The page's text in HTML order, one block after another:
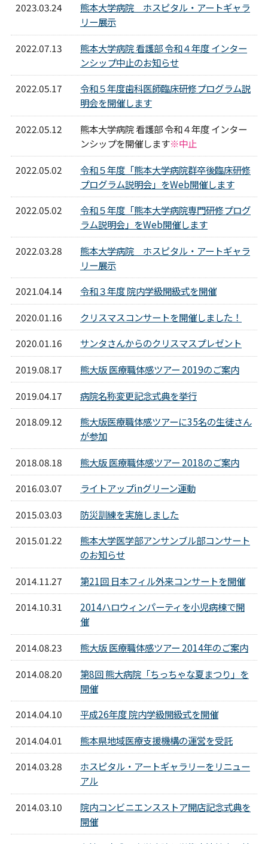
2023.03.24
熊本大学病院 ホスピタル・アートギャラ
リー展示
2022.07.13
熊本大学病院 看護部 令和４年度 インター
ンシップ中止のお知らせ
2022.05.17
令和５年度歯科医師臨床研修プログラム説
明会を開催します
2022.05.12
熊本大学病院 看護部 令和４年度 インター
ンシップを開催します※中止
2022.05.02
令和５年度「熊本大学病院群卒後臨床研修
プログラム説明会」をWeb開催します
2022.05.02
令和５年度「熊本大学病院専門研修プログ
ラム説明会」をWeb開催します
2022.03.28
熊本大学病院 ホスピタル・アートギャラ
リー展示
2021.04.14
令和３年度 院内学級開級式を開催
2020.01.16
クリスマスコンサートを開催しました！
2020.01.16
サンタさんからのクリスマスプレゼント
2019.08.17
熊大版 医療職体感ツアー 2019のご案内
2019.04.17
病院名称変更記念式典を挙行
2018.09.12
熊大版医療職体感ツアーに35名の生徒さん
が参加
2018.08.18
熊大版 医療職体感ツアー 2018のご案内
2016.03.07
ライトアップinグリーン運動
2015.03.03
防災訓練を実施しました
2015.01.22
熊本大学医学部アンサンブル部コンサート
のお知らせ
2014.11.27
第21回 日本フィル外来コンサートを開催
2014.10.31
2014ハロウィンパーティを小児病棟で開
催
2014.08.23
熊大版 医療職体感ツアー 2014年のご案内
2014.08.20
第8回 熊大病院「ちっちゃな夏まつり」を
開催
2014.04.10
平成26年度 院内学級開級式を開催
2014.04.01
熊本県地域医療支援機構の運営を受託
2014.03.28
ホスピタル・アートギャラリーをリニュー
アル
2014.03.10
院内コンビニエンスストア開店記念式典を
開催